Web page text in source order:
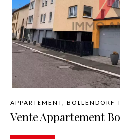
APPARTEMENT, BOLLENDORF-
Vente Appartement